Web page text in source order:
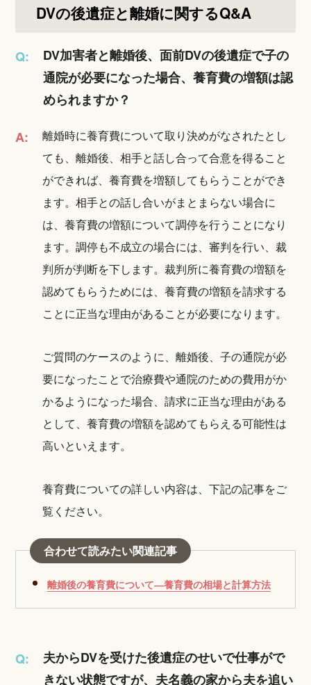
DVの後遺症と離婚に関するQ&A
Q:
DV加害者と離婚後、面前DVの後遺症で子の
通院が必要になった場合、養育費の増額は認
められますか？
A:
離婚時に養育費について取り決めがなされたとし
ても、離婚後、相手と話し合って合意を得ること
ができれば、養育費を増額してもらうことができ
ます。相手との話し合いがまとまらない場合に
は、養育費の増額について調停を行うことになり
ます。調停も不成立の場合には、審判を行い、裁
判所が判断を下します。裁判所に養育費の増額を
認めてもらうためには、養育費の増額を請求する
ことに正当な理由があることが必要になります。
ご質問のケースのように、離婚後、子の通院が必
要になったことで治療費や通院のための費用がか
かるようになった場合、請求に正当な理由がある
として、養育費の増額を認めてもらえる可能性は
高いといえます。
養育費についての詳しい内容は、下記の記事をご
覧ください。
合わせて読みたい関連記事
離婚後の養育費について―養育費の相場と計算方法
Q:
夫からDVを受けた後遺症のせいで仕事がで
きない状態ですが、夫名義の家から夫を追い